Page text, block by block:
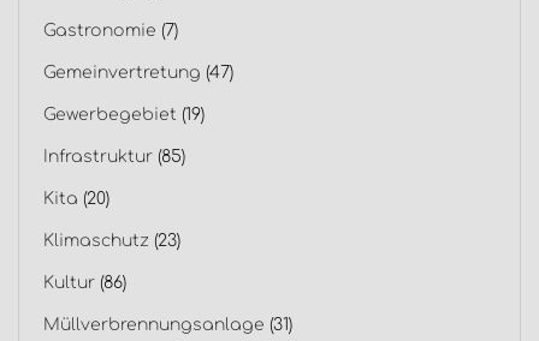
Gastronomie (7)
Gemeinvertretung (47)
Gewerbegebiet (19)
Infrastruktur (85)
Kita (20)
Klimaschutz (23)
Kultur (86)
Müllverbrennungsanlage (31)